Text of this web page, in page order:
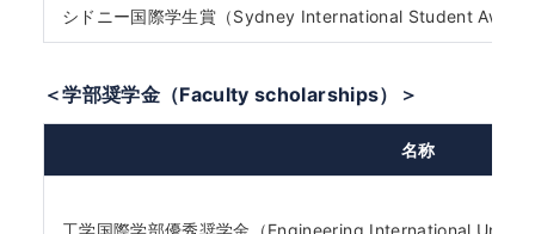
シドニー国際学生賞（Sydney International Student Award
＜学部奨学金（Faculty scholarships）＞
名称
工学国際学部優秀奨学金（Engineering International